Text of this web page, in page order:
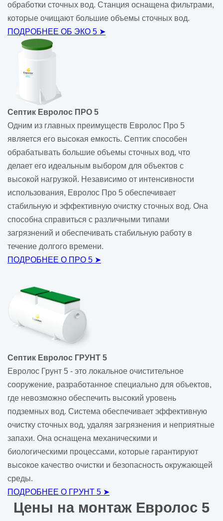
обработки сточных вод. Станция оснащена фильтрами,
которые очищают большие объемы сточных вод.
ПОДРОБНЕЕ ОБ ЭКО 5 ➤
Септик Евролос ПРО 5
Одним из главных преимуществ Евролос Про 5
является его высокая емкость. Септик способен
обрабатывать большие объемы сточных вод, что
делает его идеальным выбором для объектов с
высокой нагрузкой. Независимо от интенсивности
использования, Евролос Про 5 обеспечивает
стабильную и эффективную очистку сточных вод. Она
способна справиться с различными типами
загрязнений и обеспечивать стабильную работу в
течение долгого времени.
ПОДРОБНЕЕ О ПРО 5 ➤
Септик Евролос ГРУНТ 5
Евролос Грунт 5 - это локальное очистительное
сооружение, разработанное специально для объектов,
где невозможно обеспечить высокий уровень
подземных вод. Система обеспечивает эффективную
очистку сточных вод, удаляя загрязнения и неприятные
запахи. Она оснащена механическими и
биологическими процессами, которые гарантируют
высокое качество очистки и безопасность окружающей
среды.
ПОДРОБНЕЕ О ГРУНТ 5 ➤
Цены на монтаж Евролос 5